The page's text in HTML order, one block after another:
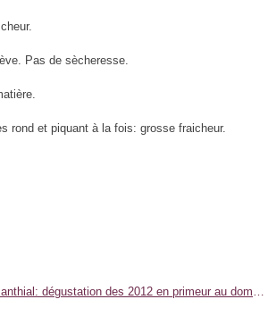
Pas de sècheresse.
rond et piquant à la fois: grosse fraicheur.
Vincent Dureuil-Janthial: dégustation des 2012 en primeur au domaine